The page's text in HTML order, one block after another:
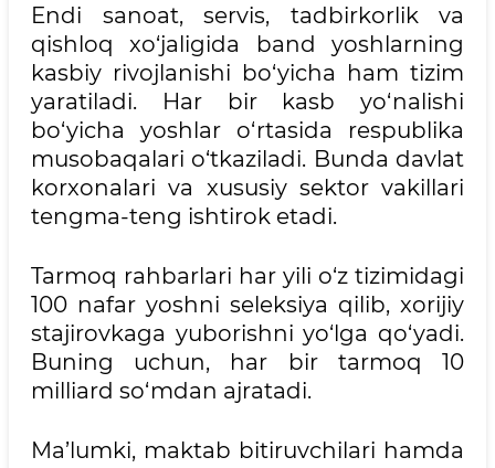
Endi sanoat, servis, tadbirkorlik va
qishloq xo‘jaligida band yoshlarning
kasbiy rivojlanishi bo‘yicha ham tizim
yaratiladi. Har bir kasb yo‘nalishi
bo‘yicha yoshlar o‘rtasida respublika
musobaqalari o‘tkaziladi. Bunda davlat
korxonalari va xususiy sektor vakillari
tengma-teng ishtirok etadi.
Tarmoq rahbarlari har yili o‘z tizimidagi
100 nafar yoshni seleksiya qilib, xorijiy
stajirovkaga yuborishni yo‘lga qo‘yadi.
Buning uchun, har bir tarmoq 10
milliard so‘mdan ajratadi.
Ma’lumki, maktab bitiruvchilari hamda